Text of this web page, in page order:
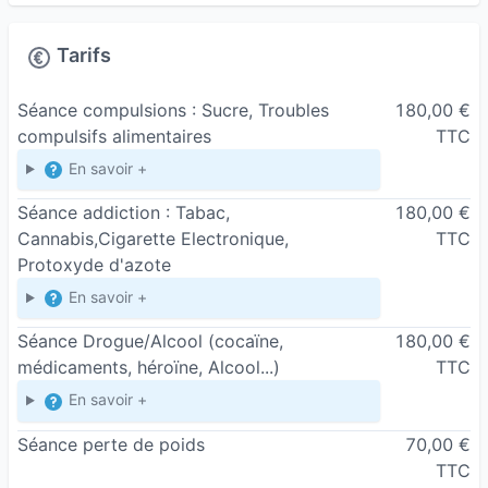
Tarifs
Séance compulsions : Sucre, Troubles
compulsifs alimentaires
En savoir +
180,00 €
TTC
Séance addiction : Tabac,
Cannabis,Cigarette Electronique,
Protoxyde d'azote
En savoir +
180,00 €
TTC
Séance Drogue/Alcool (cocaïne,
médicaments, héroïne, Alcool...)
En savoir +
180,00 €
TTC
Séance perte de poids
70,00 €
TTC